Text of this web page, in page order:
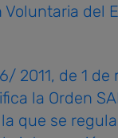
del
2011, de 1 de
la Orden
que se